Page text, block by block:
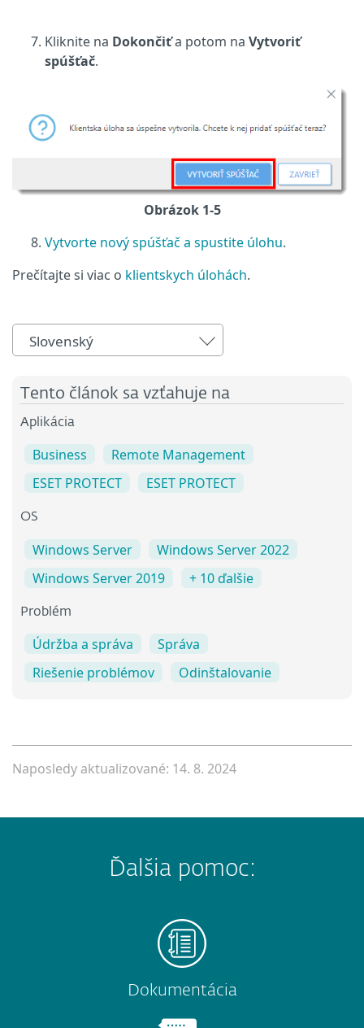
Kliknite na Dokončiťa potom na Vytvoriť
spúšťač.
Obrázok 1-5
Vytvorte nový spúšťač a spustite úlohu.
Prečítajte si viac o klientskych úlohách.
Slovenský
Tento článok sa vzťahuje na
Aplikácia
Business
Remote Management
ESET PROTECT
ESET PROTECT
OS
Windows Server
Windows Server 2022
Windows Server 2019
+ 10 ďalšie
Problém
Údržba a správa
Správa
Riešenie problémov
Odinštalovanie
Naposledy aktualizované: 14. 8. 2024
Ďalšia pomoc:
Dokumentácia